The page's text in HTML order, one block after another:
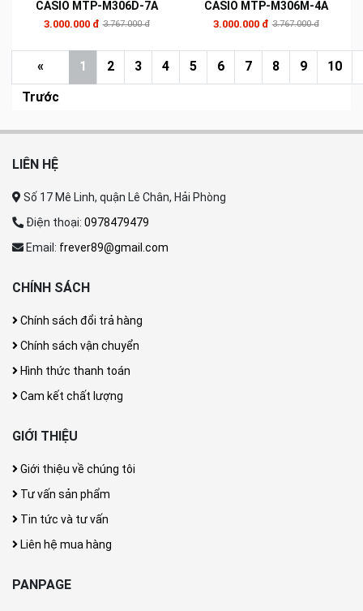
CASIO MTP-M306D-7A
3.000.000 đ 3.767.000 đ
CASIO MTP-M306M-4A
3.000.000 đ 3.767.000 đ
«
Trước
1 2 3 4 5 6 7 8 9 10
LIÊN HỆ
Số 17 Mê Linh, quận Lê Chân, Hải Phòng
Điện thoại: 0978479479
Email: frever89@gmail.com
CHÍNH SÁCH
Chính sách đổi trả hàng
Chính sách vận chuyển
Hình thức thanh toán
Cam kết chất lượng
GIỚI THIỆU
Giới thiệu về chúng tôi
Tư vấn sản phẩm
Tin tức và tư vấn
Liên hệ mua hàng
PANPAGE